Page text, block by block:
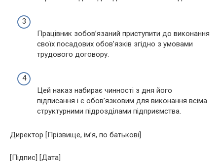
Працівник зобов’язаний приступити до виконання
своїх посадових обов’язків згідно з умовами
трудового договору.
Цей наказ набирає чинності з дня його
підписання і є обов’язковим для виконання всіма
структурними підрозділами підприємства.
Директор [Прізвище, ім’я, по батькові]
[Підпис] [Дата]